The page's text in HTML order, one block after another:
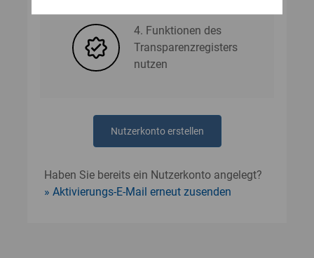
4. Funktionen des
Transparenzregisters
nutzen
Nutzerkonto erstellen
Haben Sie bereits ein Nutzerkonto angelegt?
Aktivierungs-E-Mail erneut zusenden